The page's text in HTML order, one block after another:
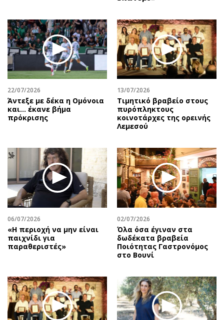
Θέατρο-Χορός
Μουσική
Εικαστικά
Βιβλίο
Χειρόγραφα
Podcasts
Uncut
Προσφορές
Προσωπικότητες στην ''Κ''
Επιστολές
22/07/2026
Άντεξε με δέκα η Ομόνοια
και... έκανε βήμα
πρόκρισης
13/07/2026
Τιμητικό βραβείο στους
πυρόπληκτους
κοινοτάρχες της ορεινής
Λεμεσού
06/07/2026
«Η περιοχή να μην είναι
παιχνίδι για
παραθεριστές»
02/07/2026
Όλα όσα έγιναν στα
δωδέκατα βραβεία
Ποιότητας Γαστρονόμος
στο Βουνί